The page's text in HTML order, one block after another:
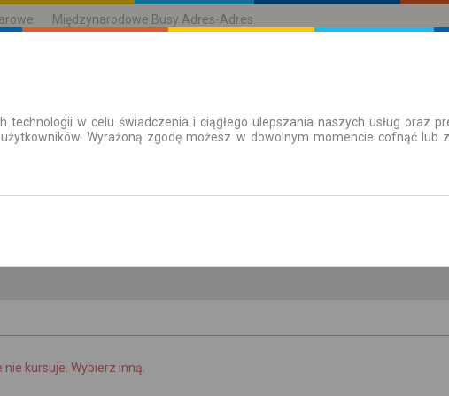
Międzynarodowe Busy Adres-Adres
| Bilety Bilety okresowe
nie kursuje. Wybierz inną.
technologii w celu świadczenia i ciągłego ulepszania naszych usług oraz
Wyrażoną zgodę możesz w dowolnym momencie cofnąć lub